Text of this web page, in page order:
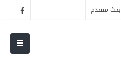
بحث متقدم